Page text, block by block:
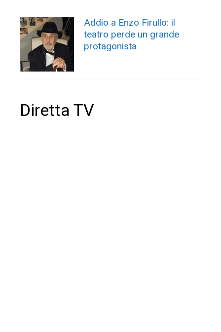
Addio a Enzo Firullo: il
teatro perde un grande
protagonista
Diretta TV